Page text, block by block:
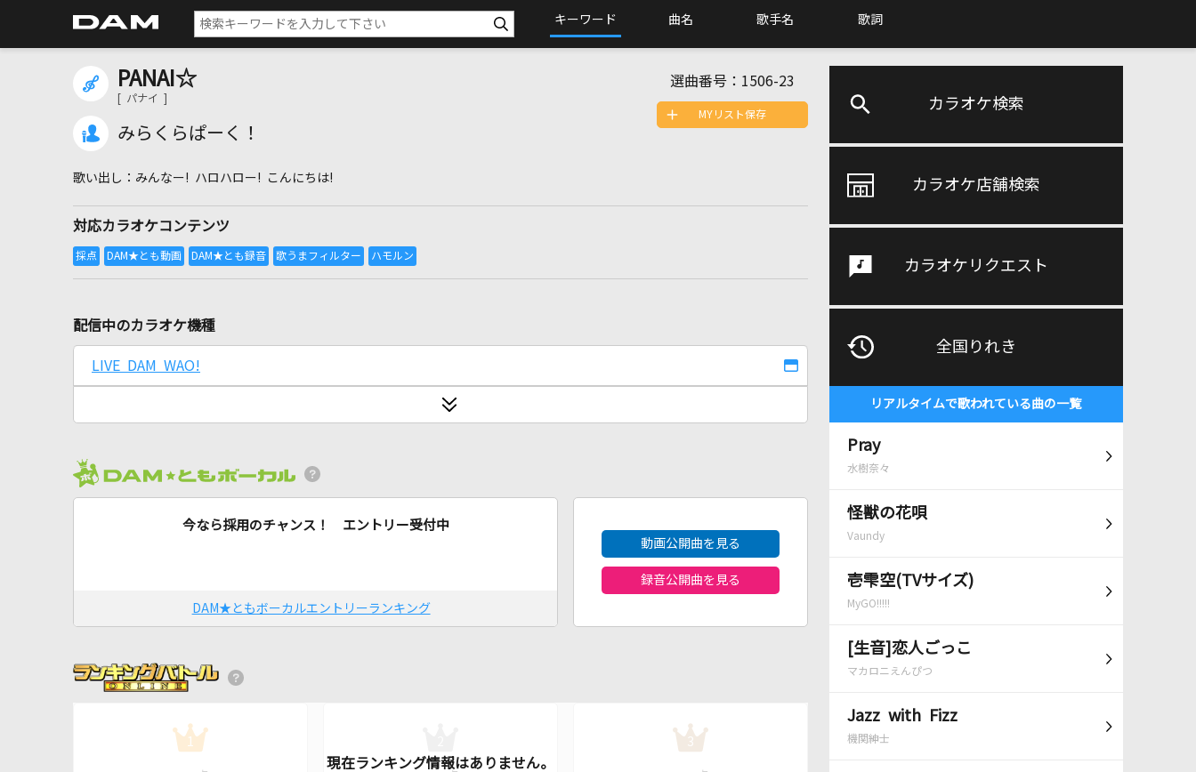
キーワード 曲名 歌手名 歌詞
カラオケ検索
カラオケ店舗検索
カラオケリクエスト
全国りれき
リアルタイムで歌われている曲の一覧
Pray
水樹奈々
怪獣の花唄
Vaundy
壱雫空(TVサイズ)
MyGO!!!!!
[生音]恋人ごっこ
マカロニえんぴつ
Jazz with Fizz
機関紳士
PANAI☆
[ パナイ ]
みらくらぱーく！
選曲番号： 1506-23
みんなー! ハロハロー! こんにちは!
対応カラオケコンテンツ
MYリスト保存
配信中のカラオケ機種
LIVE DAM WAO!
今なら採用のチャンス！ エントリー受付中
DAM★ともボーカルエントリーランキング
動画公開曲を見る
録音公開曲を見る
1 3